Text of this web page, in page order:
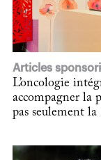
Articles
L’oncologie
accompagner la
pas seulement la